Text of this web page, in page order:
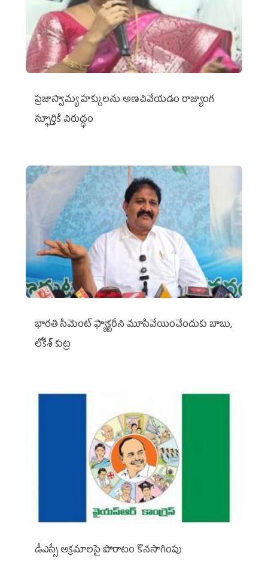
ప్రజాస్వామ్య హక్కులను అణచివేయడం రాజ్యాంగ
స్ఫూర్తికి విరుద్ధం
భారతి సిమెంట్ ఫ్యాక్టరీని మూసివేయించేందుకు బాబు,
లోకేశ్ కుట్ర
డీఎస్సీ అక్రమాలపై పోరాటం కొనసాగింపు